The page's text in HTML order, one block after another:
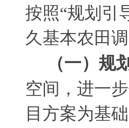
按照“规划引
久基本农田
（一）规
空间，进一
目方案为基